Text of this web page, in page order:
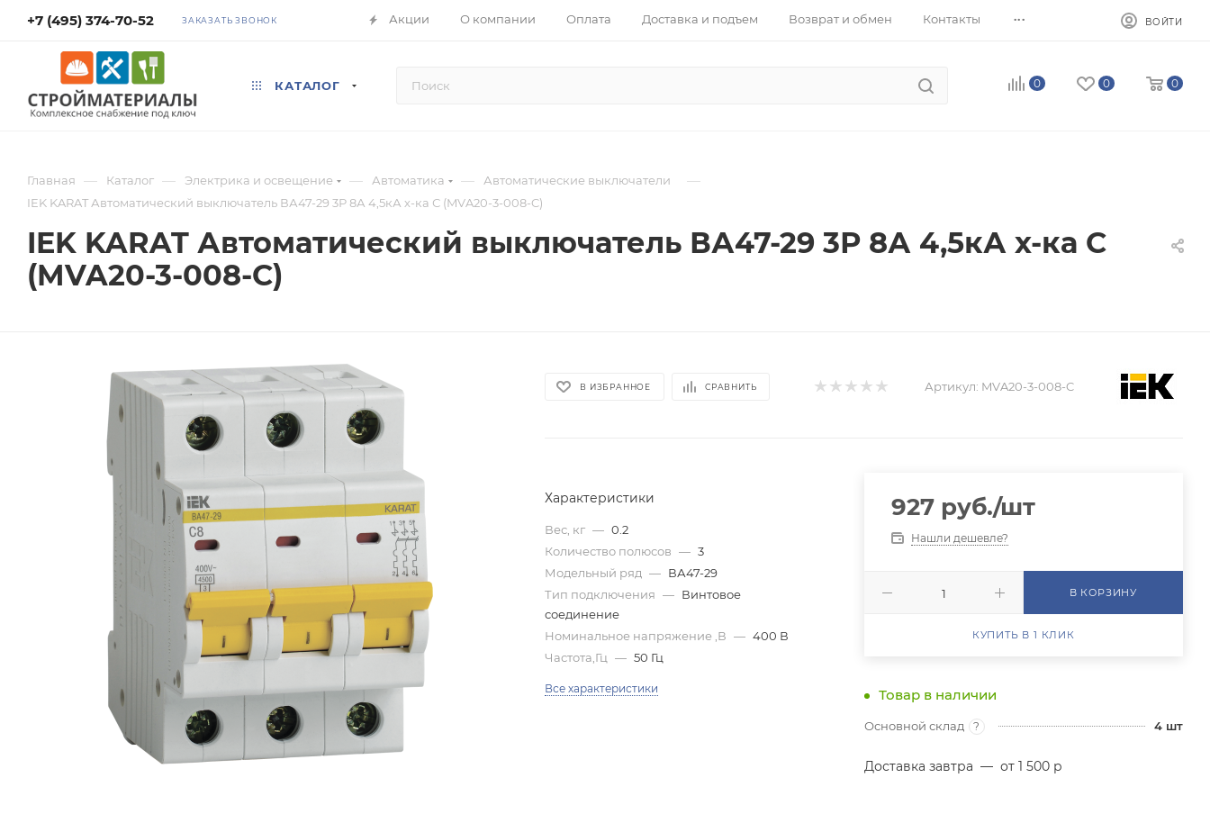
+7 (495) 374-70-52 ЗАКАЗАТЬ ЗВОНОК Акции О компании Оплата Доставка и подъем Возврат и обмен Контакты ... ВОЙТИ
КАТАЛОГ 0 0 0
Главная — Каталог — Электрика и освещение — Автоматика — Автоматические выключатели —
IEK KARAT Автоматический выключатель ВА47-29 3Р 8А 4,5кА х-ка С (MVA20-3-008-C)
IEK KARAT Автоматический выключатель ВА47-29 3Р 8А 4,5кА х-ка С
(MVA20-3-008-C)
В ИЗБРАННОЕ СРАВНИТЬ Артикул: MVA20-3-008-C
Характеристики
Вес, кг — 0.2
Количество полюсов — 3
Модельный ряд — ВА47-29
Тип подключения — Винтовое
соединение
Номинальное напряжение ,В — 400 В
Частота,Гц — 50 Гц
Все характеристики
927руб./шт
Нашли дешевле?
В КОРЗИНУ
КУПИТЬ В 1 КЛИК
Товар в наличии
Основной склад ? 4 шт
Доставка завтра — от 1 500 р